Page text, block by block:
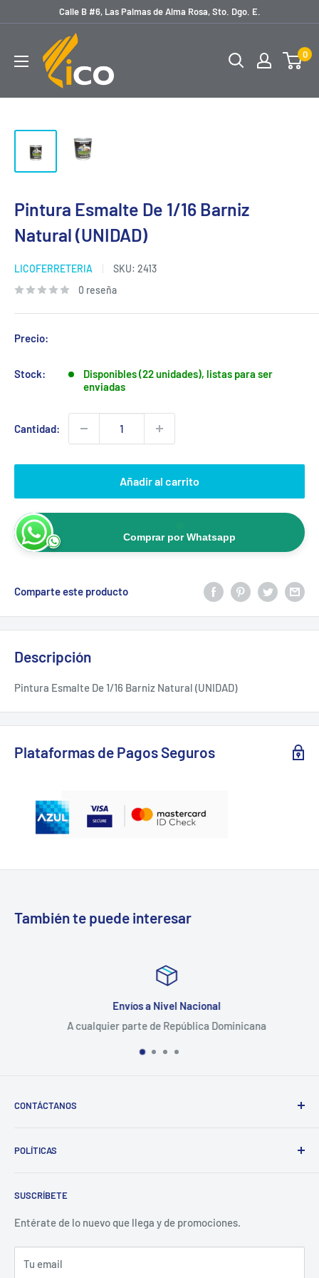
contenido
Calle B #6, Las Palmas de Alma Rosa, Sto. Dgo. E.
licoferreteria
0
Pintura Esmalte De 1/16 Barniz
Natural (UNIDAD)
LICOFERRETERIA SKU: 2413
0 reseña
Precio:
Stock:
Disponibles (22 unidades), listas para ser
enviadas
Cantidad:
Añadir al carrito
Comprar por Whatsapp
Comparte este producto
Descripción
Pintura Esmalte De 1/16 Barniz Natural (UNIDAD)
Plataformas de Pagos Seguros
También te puede interesar
Envíos a Nivel Nacional
A cualquier parte de República Dominicana
CONTÁCTANOS
POLÍTICAS
Política de Privacidad
Políticas de Reembolso
Términos del servicio
SUSCRÍBETE
Entérate de lo nuevo que llega y de promociones.
Tu email